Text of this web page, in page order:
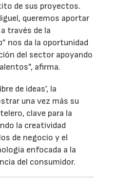
de sus proyectos.
queremos aportar
través de la
nos da la oportunidad
del sector apoyando
afirma.
de ideas’, la
una vez más su
clave para la
la creatividad
de negocio y el
enfocada a la
del consumidor.